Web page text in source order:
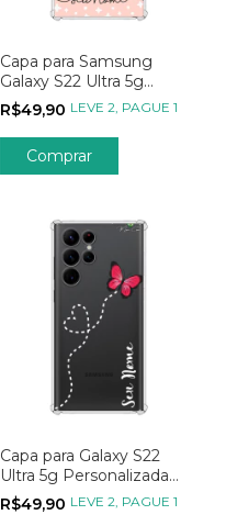
Capa para Samsung
Galaxy S22 Ultra 5g
Personalizada Wish
Anjinho das Estrelas
R$49,90 LEVE 2, PAGUE 1
Comprar
Capa para Galaxy S22
Ultra 5g Personalizada
Minimalistas Rota
Borboleta
R$49,90 LEVE 2, PAGUE 1